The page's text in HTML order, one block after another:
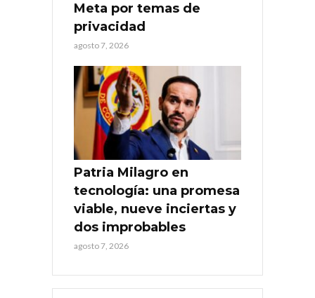
Meta por temas de
privacidad
agosto 7, 2026
Patria Milagro en
tecnología: una promesa
viable, nueve inciertas y
dos improbables
agosto 7, 2026